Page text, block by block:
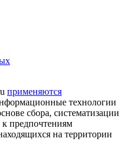
применяются
технологии
сбора, систематизации
к предпочтениям
на территории